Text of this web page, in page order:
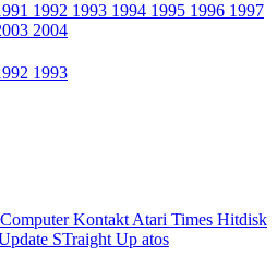
1992 1993 1994 1995 1996 1997
2004
1993
Computer Kontakt Atari Times Hitdisk
STraight Up atos